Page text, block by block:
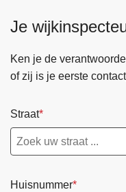
Je
Ken je de
of zij is je eerste
Straat
Huisnummer